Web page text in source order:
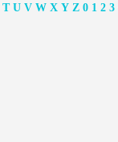
T U V W X Y Z 0 1 2 3